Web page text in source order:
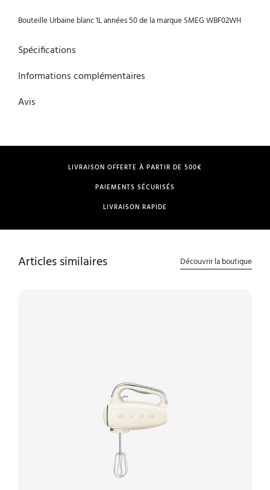
Bouteille Urbaine blanc 1L années 50 de la marque SMEG WBF02WH
Spécifications
Informations complémentaires
Avis
LIVRAISON OFFERTE À PARTIR DE 500€
PAIEMENTS SÉCURISÉS
LIVRAISON RAPIDE
Articles similaires Découvrir la boutique